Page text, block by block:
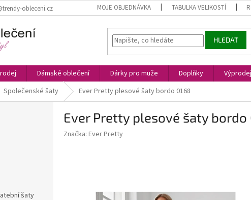
obleceni.cz MOJE OBJEDNÁVKA TABULKA VELIKOSTÍ
HLEDAT
Dámské oblečení Dárky pro muže Doplňky Výprodej
Společenské šaty Ever Pretty plesové šaty bordo 0168
šaty
Ever Pretty plesové šaty bordo
Značka: Ever Pretty